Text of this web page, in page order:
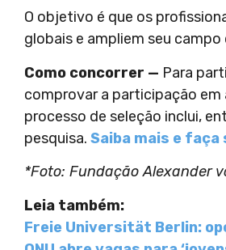
O objetivo é que os
globais e ampliem seu
Como concorrer — Para
comprovar a participação em
processo de seleção inclui,
pesquisa. Saiba mais e
*Foto: Fundação Alexander
Leia também:
Freie Universität Berlin: